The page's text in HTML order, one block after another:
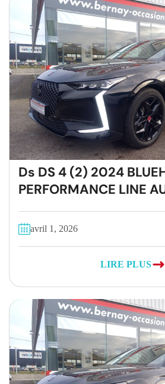
Ds DS 4 (2) 2024
PERFORMANCE LINE
avril 1, 2026
LIRE PLUS